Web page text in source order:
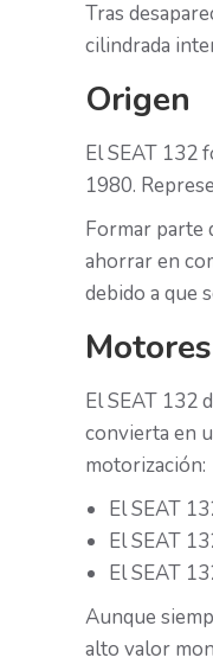
Tras
cilindrada
Origen
El SEAT 132
1980.
Formar parte
ahorrar en
debido a que
El SEAT 132
convierta en
motorización:
El SEAT
El SEAT
El SEAT
Aunque
alto valor